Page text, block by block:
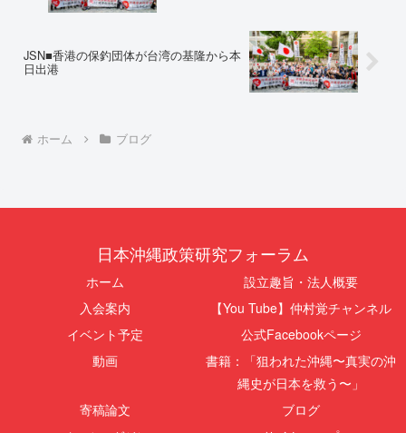
JSN■香港の保釣団体が台湾の基隆から本
日出港
ホーム ブログ
日本沖縄政策研究フォーラム
ホーム
設立趣旨・法人概要
入会案内
【You Tube】仲村覚チャンネル
イベント予定
公式Facebookページ
動画
書籍：「狙われた沖縄〜真実の沖
縄史が日本を救う〜」
寄稿論文
ブログ